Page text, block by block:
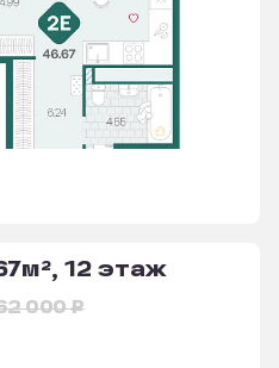
12 этаж
000 ₽